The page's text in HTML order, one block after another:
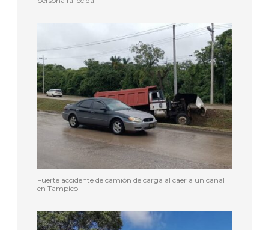
Fuerte accidente de camión de carga al caer a un canal
en Tampico